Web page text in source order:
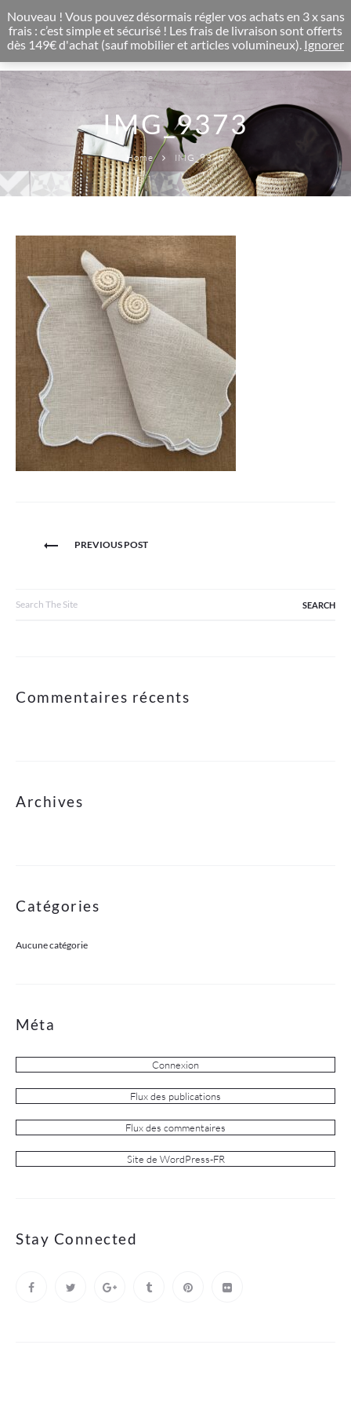
0
IMG_9373
Home IMG_9373
NavigationPREVIOUS POST
for:
Commentaires récents
Archives
Catégories
Aucune catégorie
Méta
Connexion
Flux des publications
Flux des commentaires
Site de WordPress-FR
Stay Connected
Nouveau ! Vous pouvez désormais régler vos achats en 3 x sans
frais : c’est simple et sécurisé ! Les frais de livraison sont offerts
dès 149€ d'achat (sauf mobilier et articles volumineux). Ignorer